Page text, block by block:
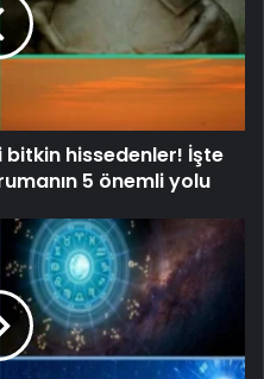
bitkin hissedenler! İşte
5 önemli yolu